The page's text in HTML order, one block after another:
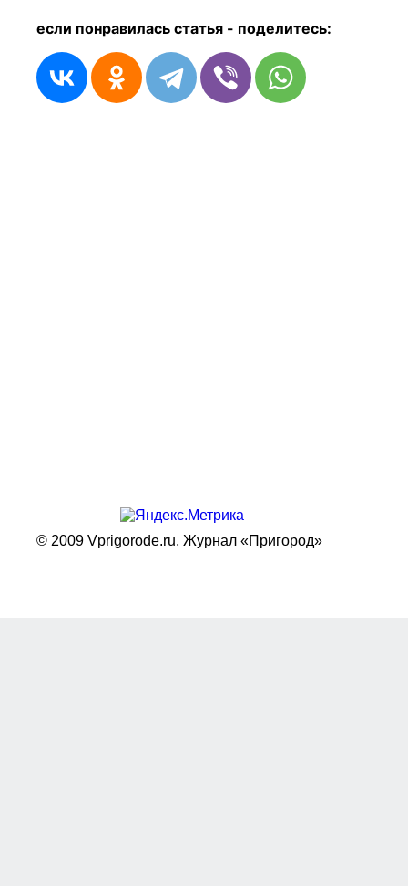
если понравилась статья - поделитесь:
© 2009 Vprigorode.ru, Журнал «Пригород»